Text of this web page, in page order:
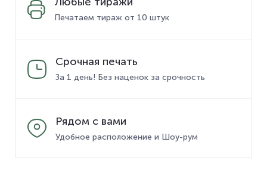
Печатаем тираж от 10 штук
Срочная печать
За 1 день! Без наценок за срочность
Рядом с вами
Удобное расположение и Шоу-рум